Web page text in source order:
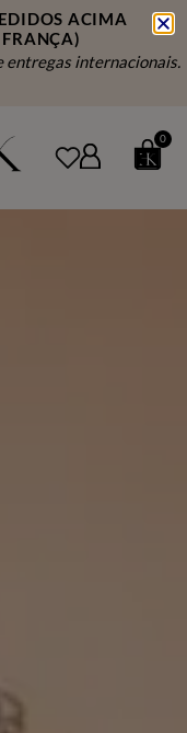
ACIMA
entregas internacionais.
0